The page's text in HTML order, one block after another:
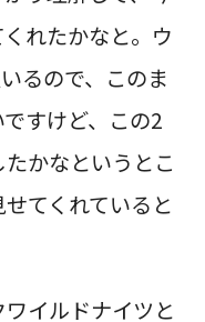
れたかなと。ウ
るので、このま
すけど、この2
かなというとこ
てくれていると
イルドナイツと